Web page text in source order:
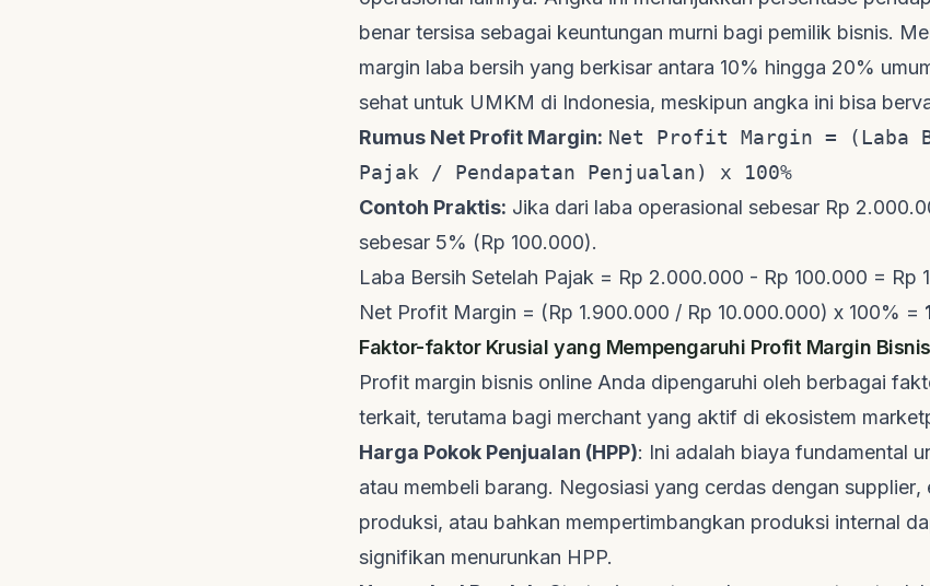
benar tersisa sebagai keuntungan murni bagi pemilik bisnis.
margin laba bersih yang berkisar antara 10% hingga 20%
sehat untuk UMKM di Indonesia, meskipun angka ini bisa
Rumus Net Profit Margin: Net Profit Margin = (Laba
Pajak / Pendapatan Penjualan) x 100%
Contoh Praktis: Jika dari laba operasional sebesar Rp
sebesar 5% (Rp 100.000).
Laba Bersih Setelah Pajak = Rp 2.000.000 - Rp 100.000 = Rp
Net Profit Margin = (Rp 1.900.000 / Rp 10.000.000) x 100% =
Faktor-faktor Krusial yang Mempengaruhi Profit Margin
Profit margin bisnis online Anda dipengaruhi oleh berbagai
terkait, terutama bagi merchant yang aktif di ekosistem
Harga Pokok Penjualan (HPP): Ini adalah biaya fundamental
atau membeli barang. Negosiasi yang cerdas dengan supplier,
produksi, atau bahkan mempertimbangkan produksi internal
signifikan menurunkan HPP.